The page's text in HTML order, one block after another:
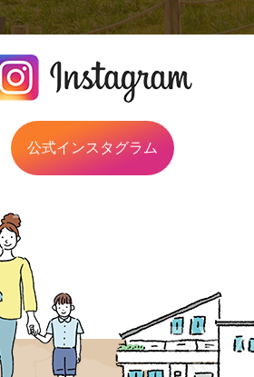
公式インスタグラム